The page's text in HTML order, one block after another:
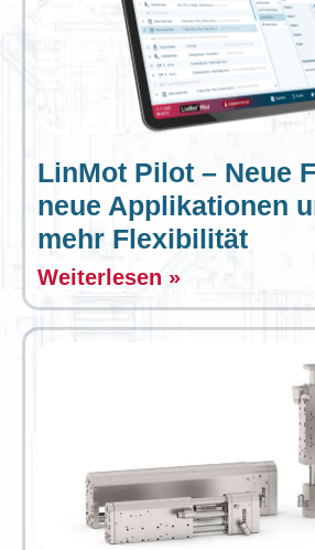
LinMot Pilot – Neue
neue Applikationen
mehr Flexibilität
Weiterlesen »